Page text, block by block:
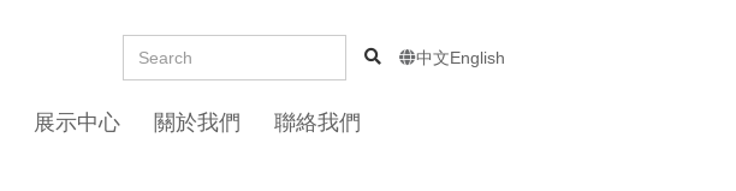
中文English
展示中心 關於我們
聯絡我們